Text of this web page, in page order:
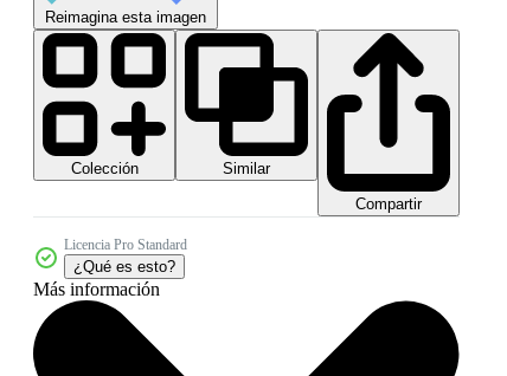
Reimagina esta imagen
Colección
Similar
Compartir
Licencia Pro Standard
¿Qué es esto?
Más información